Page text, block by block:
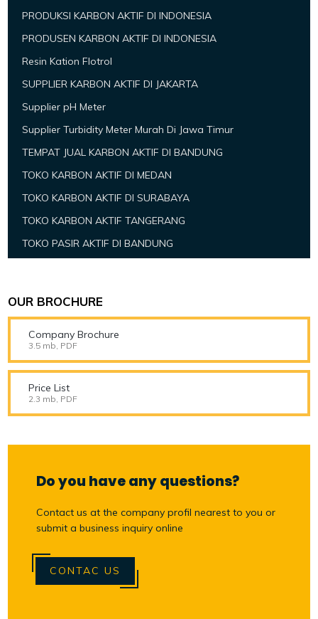
PRODUKSI KARBON AKTIF DI INDONESIA
PRODUSEN KARBON AKTIF DI INDONESIA
Resin Kation Flotrol
SUPPLIER KARBON AKTIF DI JAKARTA
Supplier pH Meter
Supplier Turbidity Meter Murah Di Jawa Timur
TEMPAT JUAL KARBON AKTIF DI BANDUNG
TOKO KARBON AKTIF DI MEDAN
TOKO KARBON AKTIF DI SURABAYA
TOKO KARBON AKTIF TANGERANG
TOKO PASIR AKTIF DI BANDUNG
OUR BROCHURE
Company Brochure
3.5 mb, PDF
Price List
2.3 mb, PDF
Do you have any questions?
Contact us at the company profil nearest to you or
submit a business inquiry online
CONTAC US